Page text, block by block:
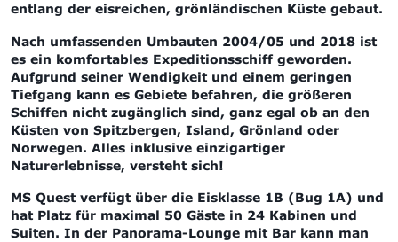
entlang der eisreichen, grönländischen Küste gebaut.
Nach umfassenden Umbauten 2004/05 und 2018 ist
es ein komfortables Expeditionsschiff geworden.
Aufgrund seiner Wendigkeit und einem geringen
Tiefgang kann es Gebiete befahren, die größeren
Schiffen nicht zugänglich sind, ganz egal ob an den
Küsten von Spitzbergen, Island, Grönland oder
Norwegen. Alles inklusive einzigartiger
Naturerlebnisse, versteht sich!
MS Quest verfügt über die Eisklasse 1B (Bug 1A) und
hat Platz für maximal 50 Gäste in 24 Kabinen und
Suiten. In der Panorama-Lounge mit Bar kann man